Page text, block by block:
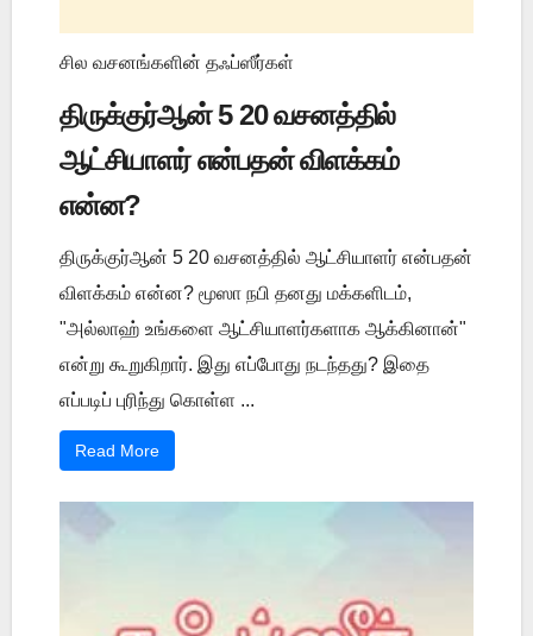
சில வசனங்களின் தஃப்ஸீர்கள்
திருக்குர்ஆன் 5 20 வசனத்தில்
ஆட்சியாளர் என்பதன் விளக்கம்
என்ன?
திருக்குர்ஆன் 5 20 வசனத்தில் ஆட்சியாளர் என்பதன்
விளக்கம் என்ன? மூஸா நபி தனது மக்களிடம்,
"அல்லாஹ் உங்களை ஆட்சியாளர்களாக ஆக்கினான்"
என்று கூறுகிறார். இது எப்போது நடந்தது? இதை
எப்படிப் புரிந்து கொள்ள ...
Read More